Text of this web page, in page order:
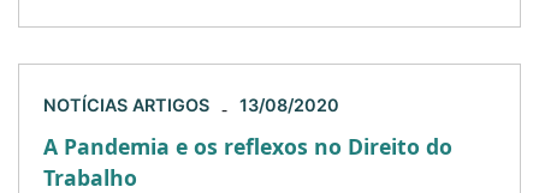
NOTÍCIAS ARTIGOS - 13/08/2020
A Pandemia e os reflexos no Direito do
Trabalho